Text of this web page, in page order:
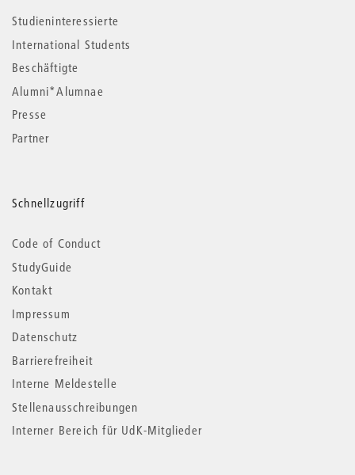
Studieninteressierte
International Students
Beschäftigte
Alumni*Alumnae
Presse
Partner
Schnellzugriff
Code of Conduct
StudyGuide
Kontakt
Impressum
Datenschutz
Barrierefreiheit
Interne Meldestelle
Stellenausschreibungen
Interner Bereich für UdK-Mitglieder